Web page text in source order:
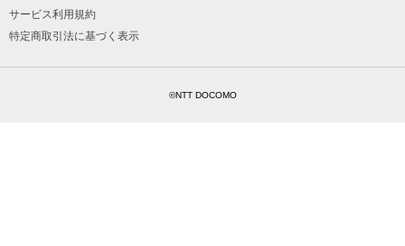
サービス利用規約
特定商取引法に基づく表示
©NTT DOCOMO